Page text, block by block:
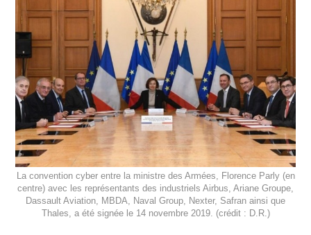
La convention cyber entre la ministre des Armées, Florence Parly (en
centre) avec les représentants des industriels Airbus, Ariane Groupe,
Dassault Aviation, MBDA, Naval Group, Nexter, Safran ainsi que
Thales, a été signée le 14 novembre 2019. (crédit : D.R.)